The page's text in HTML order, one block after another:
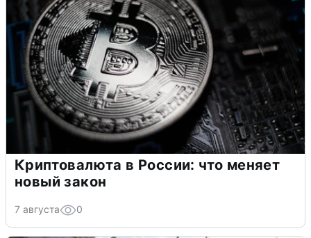
Криптовалюта в России: что меняет
новый закон
7 августа 0